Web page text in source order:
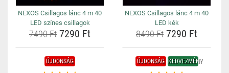
NEXOS Csillagos lánc 4 m 40
LED színes csillagok
7490 Ft 7290 Ft
NEXOS Csillagos lánc 4 m 40
LED kék
8490 Ft 7290 Ft
ÚJDONSÁG ÚJDONSÁG KEDVEZMÉNY